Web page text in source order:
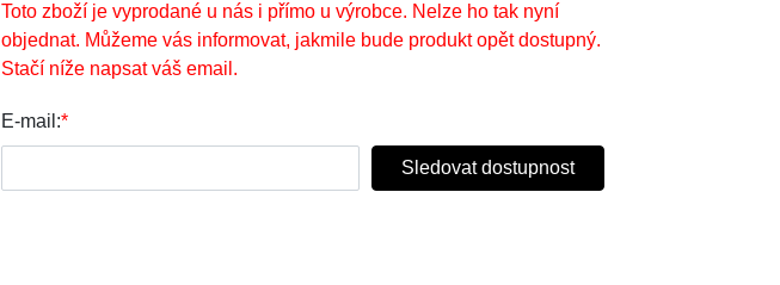
Toto zboží je vyprodané u nás i přímo u výrobce. Nelze ho tak nyní
objednat. Můžeme vás informovat, jakmile bude produkt opět dostupný.
Stačí níže napsat váš email.
E-mail:*
Sledovat dostupnost